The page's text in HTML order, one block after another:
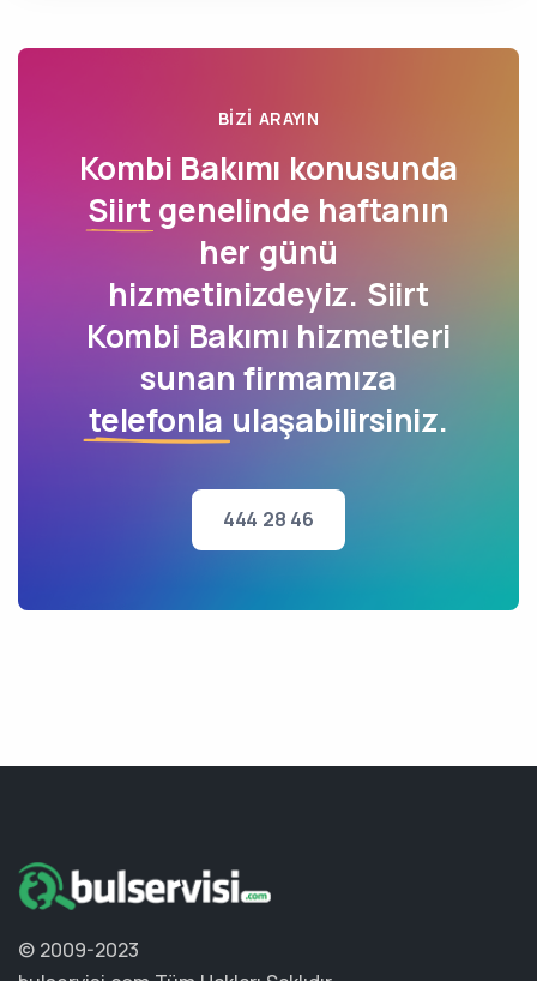
BIZI ARAYIN
Kombi Bakımı konusunda
Siirt genelinde haftanın
her günü
hizmetinizdeyiz. Siirt
Kombi Bakımı hizmetleri
sunan firmamıza
telefonla ulaşabilirsiniz.
444 28 46
© 2009-2023